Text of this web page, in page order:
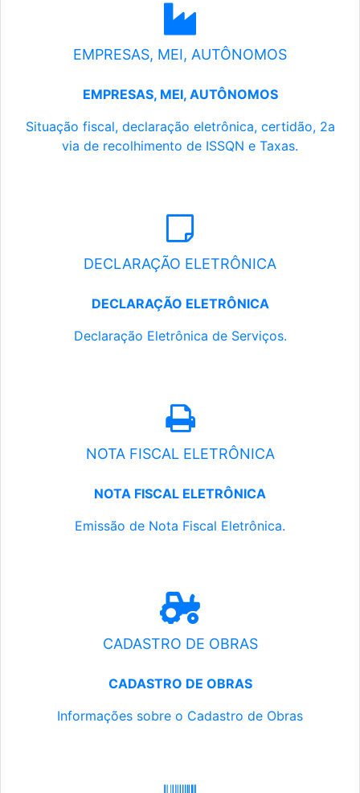
EMPRESAS, MEI, AUTÔNOMOS
EMPRESAS, MEI, AUTÔNOMOS
Situação fiscal, declaração eletrônica, certidão, 2a
via de recolhimento de ISSQN e Taxas.
DECLARAÇÃO ELETRÔNICA
DECLARAÇÃO ELETRÔNICA
Declaração Eletrônica de Serviços.
NOTA FISCAL ELETRÔNICA
NOTA FISCAL ELETRÔNICA
Emissão de Nota Fiscal Eletrônica.
CADASTRO DE OBRAS
CADASTRO DE OBRAS
Informações sobre o Cadastro de Obras